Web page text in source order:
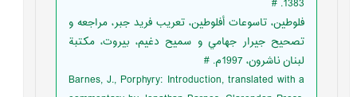
1383. #
فلوطين، تاسوعات أفلوطين، تعريب فريد جبر، مراجعه و
تصحيح جيرار جهامي و سميح دغيم، بيروت، مکتبة
لبنان ناشرون، 1997م. #
Barnes, J., Porphyry: Introduction, translated with a